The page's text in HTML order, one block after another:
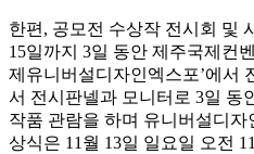
한편, 공모전 수상작 전시회 및
15일까지 3일 동안 제주국제컨
제유니버설디자인엑스포’에서
서 전시판넬과 모니터로 3일 동
작품 관람을 하며 유니버설디자
상식은 11월 13일 일요일 오전